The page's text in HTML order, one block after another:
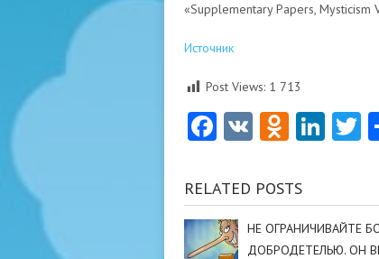
«Supplementary Papers, Mysticism
Источник
Post Views: 1 713
Facebook
VK
RELATED POSTS
НЕ ОГРАНИЧИВАЙТЕ
ДОБРОДЕТЕЛЬЮ. ОН